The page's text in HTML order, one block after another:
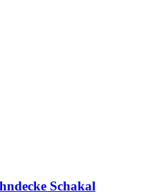
Schakal